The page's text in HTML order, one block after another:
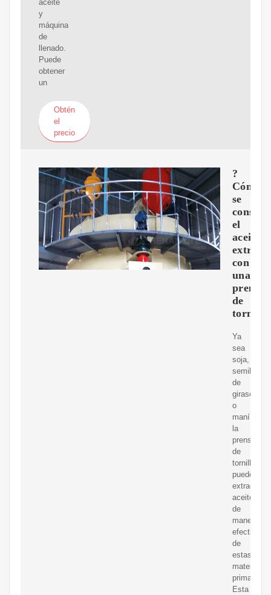
aceite
y
máquina
de
llenado.
Puede
obtener
un
Obtén
el
precio
?
Cómo
se
el
aceite
con
una
prensa
de
Ya
sea
soja,
semillas
de
girasol
o
maní,
la
prensa
de
tornillo
puede
extraer
aceite
de
manera
efectiva
de
estas
materias
primas.
Esta